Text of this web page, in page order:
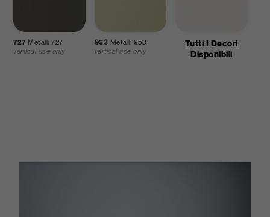
727 Metalli 727
vertical use only
953 Metalli 953
vertical use only
Tutti I Decori
Disponibili